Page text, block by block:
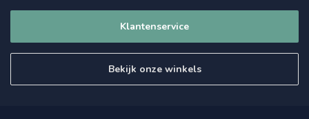
Klantenservice
Bekijk onze winkels